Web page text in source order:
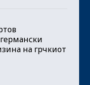
на грчкиот